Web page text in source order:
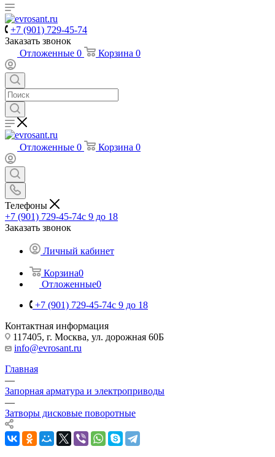
+7 (901) 729-45-74
Заказать звонок
Отложенные 0 Корзина 0
Отложенные 0 Корзина 0
Телефоны
+7 (901) 729-45-74c 9 до 18
Заказать звонок
Личный кабинет
Корзина0
Отложенные0
+7 (901) 729-45-74c 9 до 18
Контактная информация
117405, г. Москва, ул. дорожная 60Б
info@evrosant.ru
Главная
—
Запорная арматура и электроприводы
—
Затворы дисковые поворотные